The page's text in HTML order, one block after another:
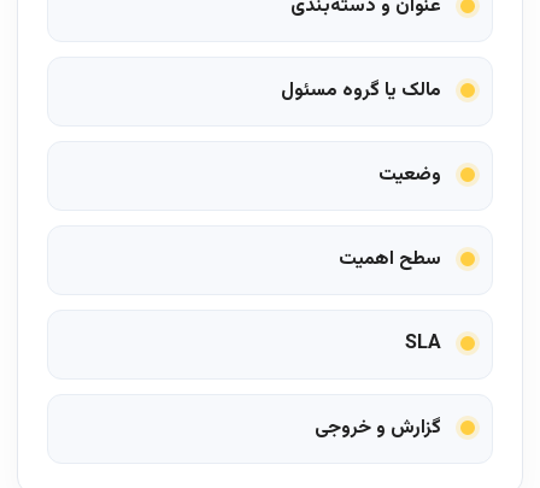
عنوان و دسته‌بندی
مالک یا گروه مسئول
وضعیت
سطح اهمیت
SLA
گزارش و خروجی